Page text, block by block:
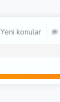
Yeni konular